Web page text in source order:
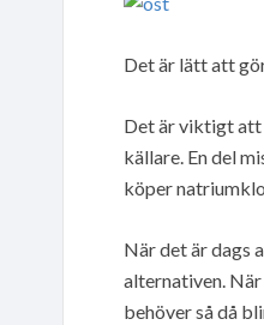
Det är lätt att
Det är viktigt att
källare. En del
köper
När det är dags
alternativen.
behöver så då